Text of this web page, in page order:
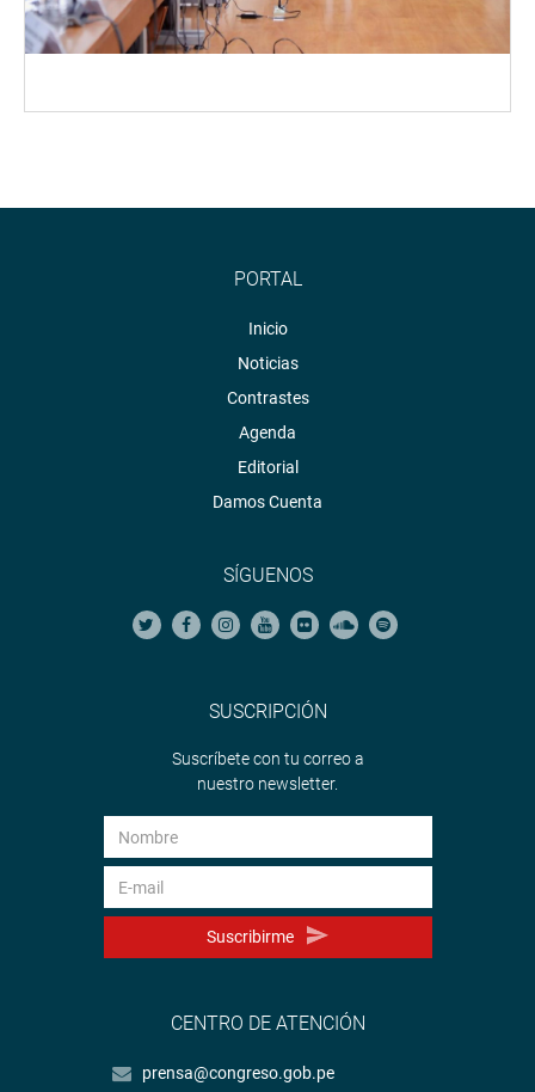
PORTAL
Inicio
Noticias
Contrastes
Agenda
Editorial
Damos Cuenta
SÍGUENOS
SUSCRIPCIÓN
Suscríbete con tu correo a
nuestro newsletter.
Suscribirme
CENTRO DE ATENCIÓN
prensa@congreso.gob.pe